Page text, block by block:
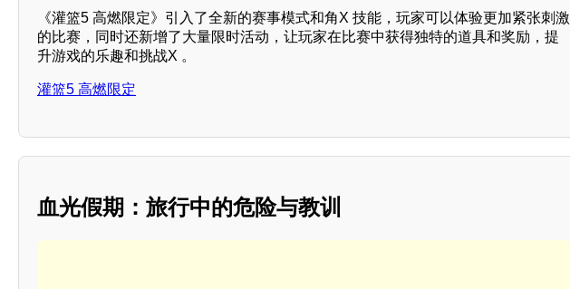
《灌篮5 高燃限定》引入了全新的赛事模式和角X 技能，玩家可以体验更加紧张刺激
的比赛，同时还新增了大量限时活动，让玩家在比赛中获得独特的道具和奖励，提
升游戏的乐趣和挑战X 。
灌篮5 高燃限定
血光假期：旅行中的危险与教训